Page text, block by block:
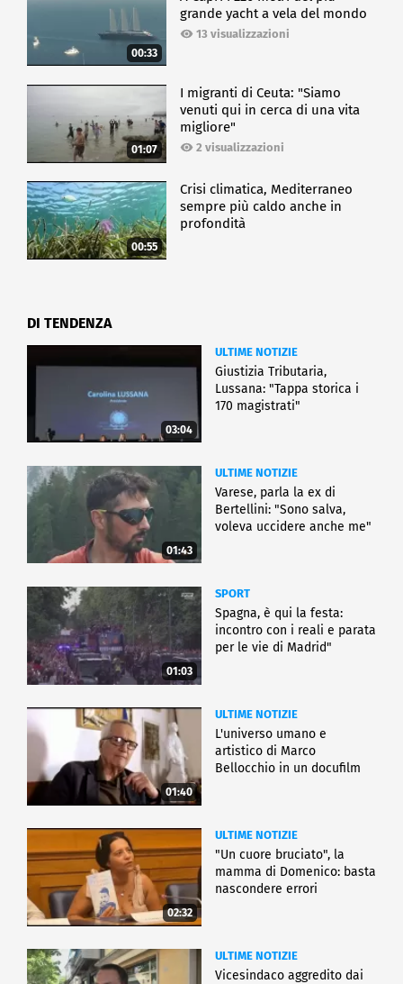
00:33
grande yacht a vela del mondo
13 visualizzazioni
01:07
I migranti di Ceuta: "Siamo
venuti qui in cerca di una vita
migliore"
2 visualizzazioni
00:55
Crisi climatica, Mediterraneo
sempre più caldo anche in
profondità
DI TENDENZA
03:04
ULTIME NOTIZIE
Giustizia Tributaria,
Lussana: "Tappa storica i
170 magistrati"
01:43
ULTIME NOTIZIE
Varese, parla la ex di
Bertellini: "Sono salva,
voleva uccidere anche me"
01:03
SPORT
Spagna, è qui la festa:
incontro con i reali e parata
per le vie di Madrid"
01:40
ULTIME NOTIZIE
L'universo umano e
artistico di Marco
Bellocchio in un docufilm
02:32
ULTIME NOTIZIE
"Un cuore bruciato", la
mamma di Domenico: basta
nascondere errori
ULTIME NOTIZIE
Vicesindaco aggredito dai